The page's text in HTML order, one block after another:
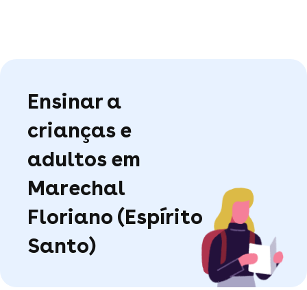
Ensinar a
crianças e
adultos em
Marechal
Floriano (Espírito
Santo)